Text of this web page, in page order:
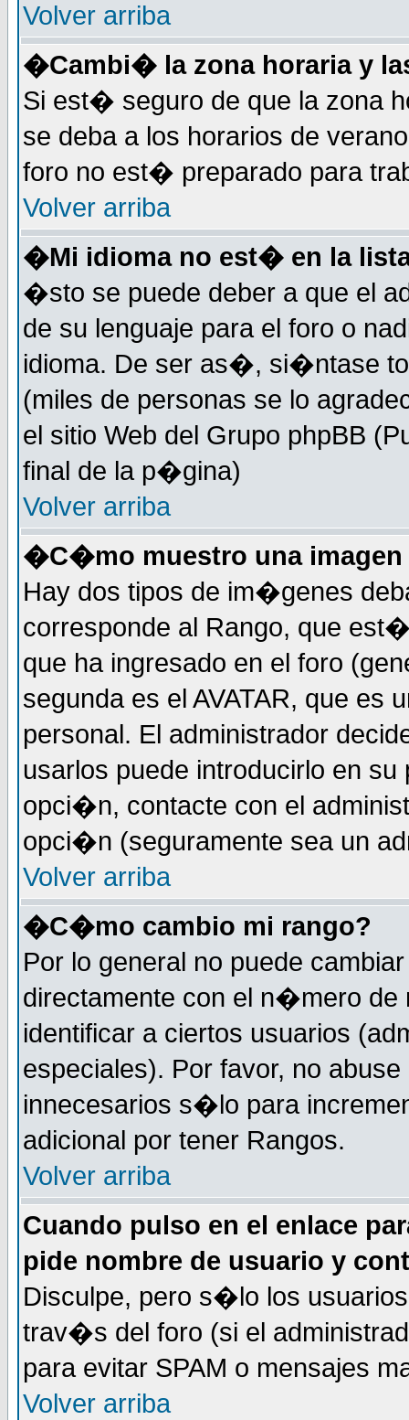
Volver arriba
�Cambi� la zona horaria y
Si est� seguro de que la zona
se deba a los horarios de
foro no est� preparado para
Volver arriba
�Mi idioma no est� en la
�sto se puede deber a que el
de su lenguaje para el foro o
idioma. De ser as�, si�ntase
(miles de personas se lo
el sitio Web del Grupo phpBB
final de la p�gina)
Volver arriba
�C�mo muestro una imagen
Hay dos tipos de im�genes
corresponde al Rango, que
que ha ingresado en el foro
segunda es el AVATAR, que
personal. El administrador
usarlos puede introducirlo en
opci�n, contacte con el
opci�n (seguramente sea un
Volver arriba
�C�mo cambio mi rango?
Por lo general no puede
directamente con el n�mero de
identificar a ciertos usuarios
especiales). Por favor, no
innecesarios s�lo para
adicional por tener Rangos.
Volver arriba
Cuando pulso en el enlace
pide nombre de usuario y
Disculpe, pero s�lo los
trav�s del foro (si el
para evitar SPAM o mensajes
Volver arriba